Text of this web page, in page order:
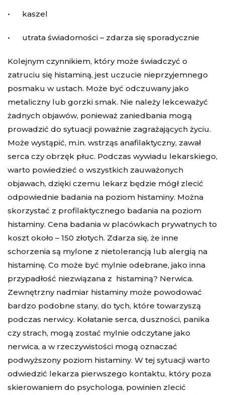
• kaszel
• utrata świadomości – zdarza się sporadycznie
Kolejnym czynnikiem, który może świadczyć o
zatruciu się histaminą, jest uczucie nieprzyjemnego
posmaku w ustach. Może być odczuwany jako
metaliczny lub gorzki smak. Nie należy lekceważyć
żadnych objawów, ponieważ zaniedbania mogą
prowadzić do sytuacji poważnie zagrażających życiu.
Może wystąpić, m.in. wstrząs anafilaktyczny, zawał
serca czy obrzęk płuc. Podczas wywiadu lekarskiego,
warto powiedzieć o wszystkich zauważonych
objawach, dzięki czemu lekarz będzie mógł zlecić
odpowiednie badania na poziom histaminy. Można
skorzystać z profilaktycznego badania na poziom
histaminy. Cena badania w placówkach prywatnych to
koszt około – 150 złotych. Zdarza się, że inne
schorzenia są mylone z nietolerancją lub alergią na
histaminę. Co może być mylnie odebrane, jako inna
przypadłość niezwiązana z histaminą? Nerwica.
Zewnętrzny nadmiar histaminy może powodować
bardzo podobne stany, do tych, które towarzyszą
podczas nerwicy. Kołatanie serca, duszności, panika
czy strach, mogą zostać mylnie odczytane jako
nerwica, a w rzeczywistości mogą oznaczać
podwyższony poziom histaminy. W tej sytuacji warto
odwiedzić lekarza pierwszego kontaktu, który poza
skierowaniem do psychologa, powinien zlecić